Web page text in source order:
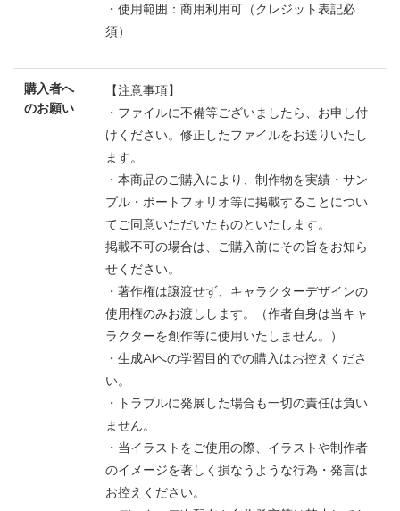
・使用範囲：商用利用可（クレジット表記必
須）
購入者へ
のお願い
【注意事項】
・ファイルに不備等ございましたら、お申し付
けください。修正したファイルをお送りいたし
ます。
・本商品のご購入により、制作物を実績・サン
プル・ポートフォリオ等に掲載することについ
てご同意いただいたものといたします。
掲載不可の場合は、ご購入前にその旨をお知ら
せください。
・著作権は譲渡せず、キャラクターデザインの
使用権のみお渡しします。（作者自身は当キャ
ラクターを創作等に使用いたしません。）
・生成AIへの学習目的での購入はお控えくださ
い。
・トラブルに発展した場合も一切の責任は負い
ません。
・当イラストをご使用の際、イラストや制作者
のイメージを著しく損なうような行為・発言は
お控えください。